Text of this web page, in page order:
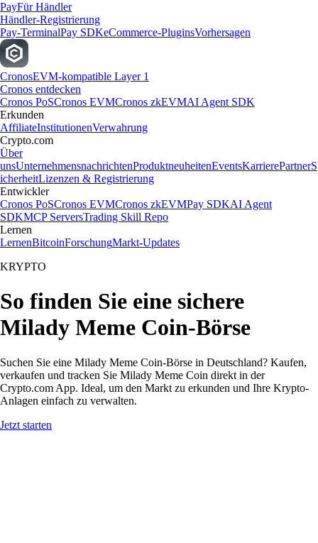
PayFür Händler
Händler-Registrierung
Pay-TerminalPay SDKeCommerce-PluginsVorhersagen
CronosEVM-kompatible Layer 1
Cronos entdecken
Cronos PoSCronos EVMCronos zkEVMAI Agent SDK
Erkunden
AffiliateInstitutionenVerwahrung
Crypto.com
Über
unsUnternehmensnachrichtenProduktneuheitenEventsKarrierePartnerS
icherheitLizenzen & Registrierung
Entwickler
Cronos PoSCronos EVMCronos zkEVMPay SDKAI Agent
SDKMCP ServersTrading Skill Repo
Lernen
LernenBitcoinForschungMarkt-Updates
KRYPTO
So finden Sie eine sichere
Milady Meme Coin-Börse
Suchen Sie eine Milady Meme Coin-Börse in Deutschland? Kaufen,
verkaufen und tracken Sie Milady Meme Coin direkt in der
Crypto.com App. Ideal, um den Markt zu erkunden und Ihre Krypto-
Anlagen einfach zu verwalten.
Jetzt starten